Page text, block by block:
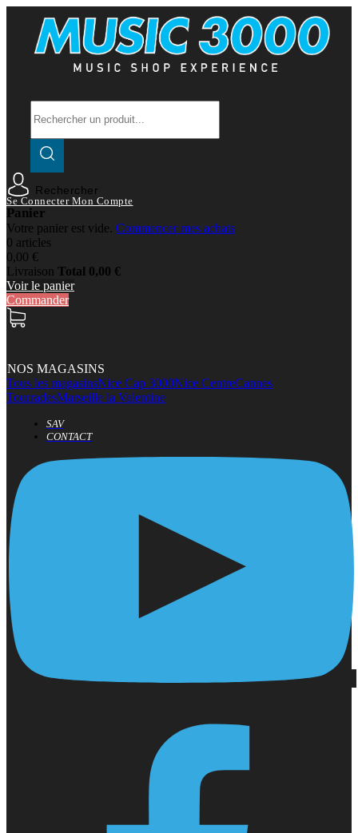
Rechercher
Se Connecter Mon Compte
Panier
Votre panier est vide. Commencer mes achats
0 articles
0,00 €
Livraison Total 0,00 €
Voir le panier
Commander
NOS MAGASINS
Tous les magasinsNice Cap 3000Nice CentreCannes
TourradesMarseille la Valentine
SAV
CONTACT